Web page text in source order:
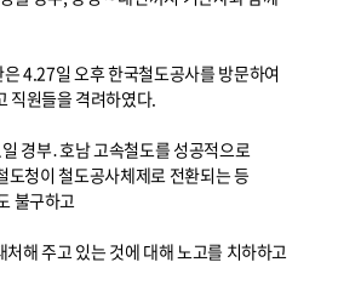
4.27일 오후 한국철도공사를 방문하여
직원들을 격려하였다.
경부․호남 고속철도를 성공적으로
도청이 철도공사체제로 전환되는 등
불구하고
해 주고 있는 것에 대해 노고를 치하하고